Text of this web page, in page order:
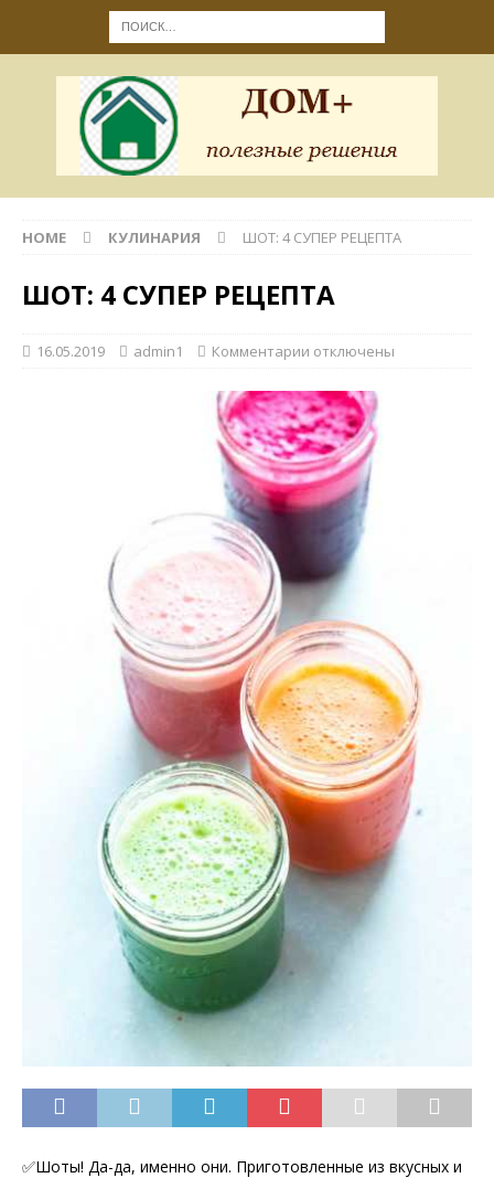
HOME КУЛИНАРИЯ ШОТ: 4 СУПЕР РЕЦЕПТА
ШОТ: 4 СУПЕР РЕЦЕПТА
16.05.2019 admin1 Комментарии отключены
✅Шоты! Да-да, именно они. Приготовленные из вкусных и